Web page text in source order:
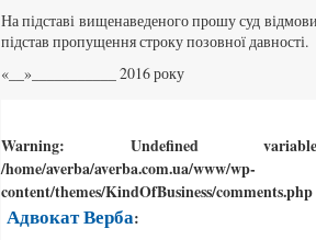
На підставі вищенаведеного прошу суд
підстав пропущення строку позовної давності.
«__»___________ 2016 року
Warning: Undefined
/home/averba/averba.com.ua/www/wp-
content/themes/KindOfBusiness/comments.php
Адвокат Верба: